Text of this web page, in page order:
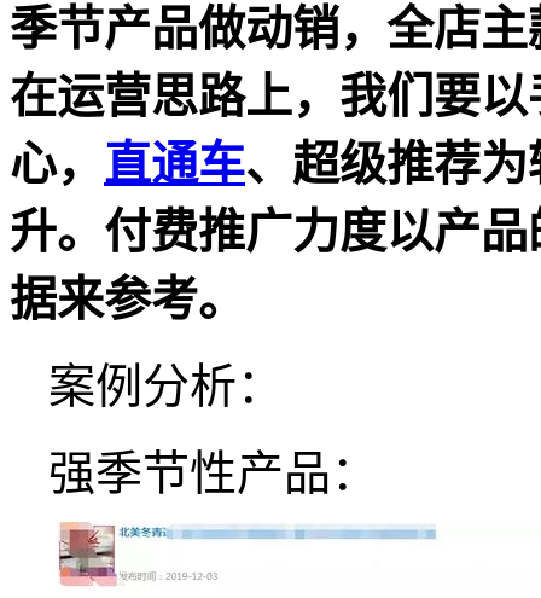
季节产品做动销，全店
在运营思路上，我们要
心， 直通车、超级推荐
升。付费推广力度以产
据来参考。
案例分析：
强季节性产品：